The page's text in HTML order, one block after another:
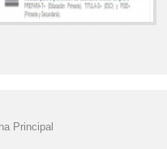
Principal